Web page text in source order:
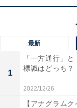
最新
1
「一方通行」
標識はどっち？
2022/12/26
【アナグラム